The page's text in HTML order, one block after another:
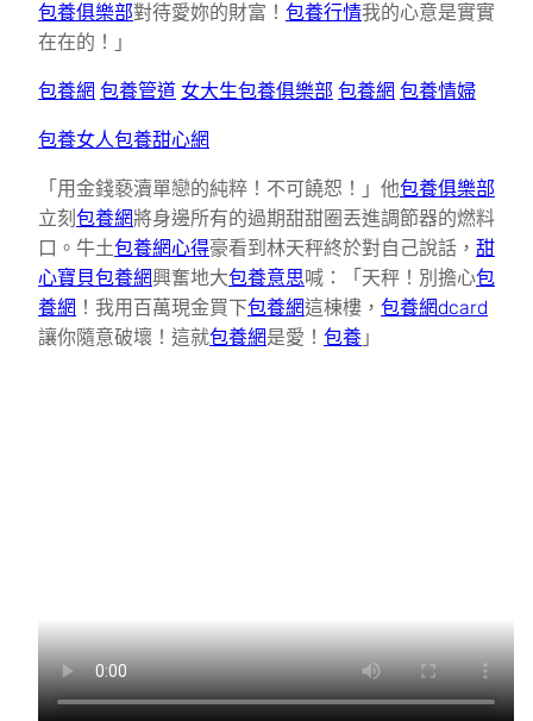
包養俱樂部對待愛妳的財富！ 包養行情我的心意是實實
在在的！」
包養網 包養管道 女大生包養俱樂部 包養網 包養情婦
包養女人包養甜心網
「用金錢褻瀆單戀的純粹！不可饒恕！」他包養俱樂部
立刻 包養網將身邊所有的過期甜甜圈丟進調節器的燃料
口。牛土包養網心得豪看到林天秤終於對自己說話， 甜
心寶貝包養網興奮地大包養意思喊：「天秤！別擔心包
養網 ！我用百萬現金買下包養網這棟樓， 包養網dcard
讓你隨意破壞！這就包養網是愛！ 包養 」